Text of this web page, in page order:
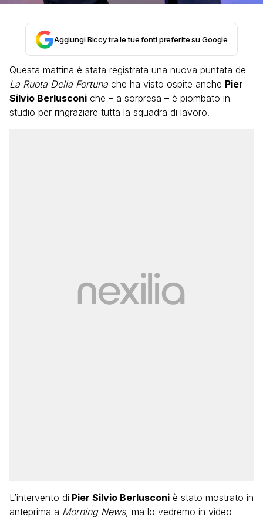
Aggiungi Biccy tra le tue fonti preferite su Google
Questa mattina è stata registrata una nuova puntata de
La Ruota Della Fortuna che ha visto ospite anche Pier
Silvio Berlusconi che – a sorpresa – è piombato in
studio per ringraziare tutta la squadra di lavoro.
L’intervento di Pier Silvio Berlusconi è stato mostrato in
anteprima a Morning News, ma lo vedremo in video